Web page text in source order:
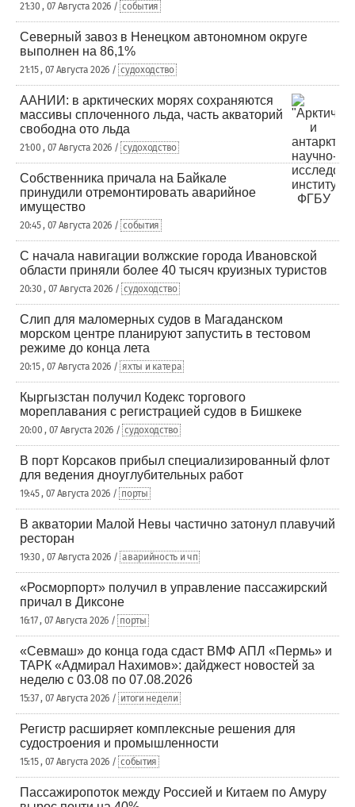
21:30 , 07 Августа 2026 / события
Северный завоз в Ненецком автономном округе
выполнен на 86,1%
21:15 , 07 Августа 2026 / судоходство
ААНИИ: в арктических морях сохраняются
массивы сплоченного льда, часть акваторий
свободна ото льда
21:00 , 07 Августа 2026 / судоходство
Собственника причала на Байкале
принудили отремонтировать аварийное
имущество
20:45 , 07 Августа 2026 / события
С начала навигации волжские города Ивановской
области приняли более 40 тысяч круизных туристов
20:30 , 07 Августа 2026 / судоходство
Слип для маломерных судов в Магаданском
морском центре планируют запустить в тестовом
режиме до конца лета
20:15 , 07 Августа 2026 / яхты и катера
Кыргызстан получил Кодекс торгового
мореплавания с регистрацией судов в Бишкеке
20:00 , 07 Августа 2026 / судоходство
В порт Корсаков прибыл специализированный флот
для ведения дноуглубительных работ
19:45 , 07 Августа 2026 / порты
В акватории Малой Невы частично затонул плавучий
ресторан
19:30 , 07 Августа 2026 / аварийность и чп
«Росморпорт» получил в управление пассажирский
причал в Диксоне
16:17 , 07 Августа 2026 / порты
«Севмаш» до конца года сдаст ВМФ АПЛ «Пермь» и
ТАРК «Адмирал Нахимов»: дайджест новостей за
неделю с 03.08 по 07.08.2026
15:37 , 07 Августа 2026 / итоги недели
Регистр расширяет комплексные решения для
судостроения и промышленности
15:15 , 07 Августа 2026 / события
Пассажиропоток между Россией и Китаем по Амуру